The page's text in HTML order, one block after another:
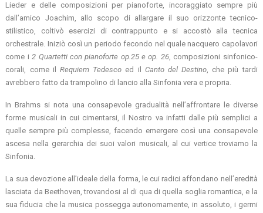
Lieder e delle composizioni per pianoforte, incoraggiato sempre più
dall’amico Joachim, allo scopo di allargare il suo orizzonte tecnico-
stilistico, coltivò esercizi di contrappunto e si accostò alla tecnica
orchestrale. Iniziò così un periodo fecondo nel quale nacquero capolavori
come i2 Quartetti con pianoforte op.25 e op. 26, composizioni sinfonico-
corali, come il Requiem Tedesco ed il Canto del Destino, che più tardi
avrebbero fatto da trampolino di lancio alla Sinfonia vera e propria.
In Brahms si nota una consapevole gradualità nell’affrontare le diverse
forme musicali in cui cimentarsi, il Nostro va infatti dalle più semplici a
quelle sempre più complesse, facendo emergere così una consapevole
ascesa nella gerarchia dei suoi valori musicali, al cui vertice troviamo la
Sinfonia.
La sua devozione all’ideale della forma, le cui radici affondano nell’eredità
lasciata da Beethoven, trovandosi al di qua di quella soglia romantica, e la
sua fiducia che la musica possegga autonomamente, in assoluto, i germi